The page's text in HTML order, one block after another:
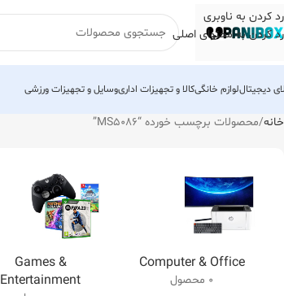
رد کردن به ناوبری
رد کردن به محتوای اصلی
دیجیتاللوازم خانگیکالا و تجهیزات اداریوسایل و تجهیزات ورزشی
خانه محصولات برچسب خورده “MS5086”
Computer & Office
0 محصول
Games &
Entertainment